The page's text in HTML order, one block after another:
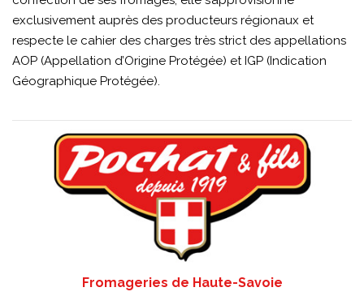
exclusivement auprès des producteurs régionaux et
respecte le cahier des charges très strict des appellations
AOP (Appellation d’Origine Protégée) et IGP (Indication
Géographique Protégée).
Fromageries de Haute-Savoie